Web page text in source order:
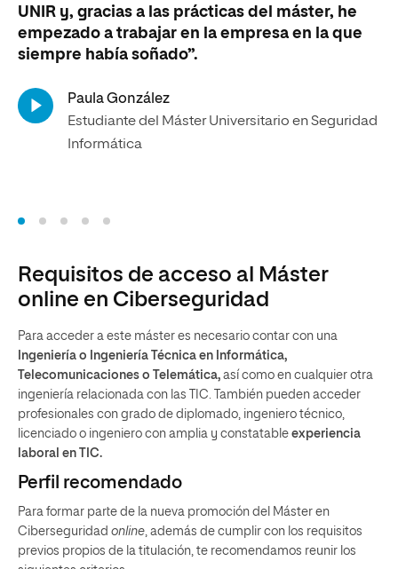
UNIR y, gracias a las prácticas del máster, he
empezado a trabajar en la empresa en la que
siempre había soñado”.
Paula González
Estudiante del Máster Universitario en Seguridad
Informática
Requisitos de acceso al Máster
online en Ciberseguridad
Para acceder a este máster es necesario contar con una
Ingeniería o Ingeniería Técnica en Informática,
Telecomunicaciones o Telemática, así como en cualquier otra
ingeniería relacionada con las TIC. También pueden acceder
profesionales con grado de diplomado, ingeniero técnico,
licenciado o ingeniero con amplia y constatable experiencia
laboral en TIC.
Perfil recomendado
Para formar parte de la nueva promoción del Máster en
Ciberseguridad online, además de cumplir con los requisitos
previos propios de la titulación, te recomendamos reunir los